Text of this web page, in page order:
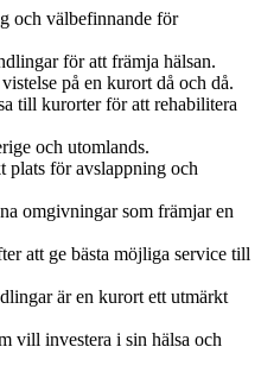
och välbefinnande för
för att främja hälsan.
på en kurort då och då.
till kurorter för att rehabilitera
och utomlands.
plats för avslappning och
omgivningar som främjar en
att ge bästa möjliga service till
är en kurort ett utmärkt
vill investera i sin hälsa och